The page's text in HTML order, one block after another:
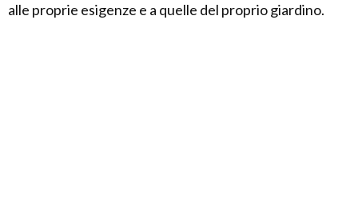
alle proprie esigenze e a quelle del proprio giardino.